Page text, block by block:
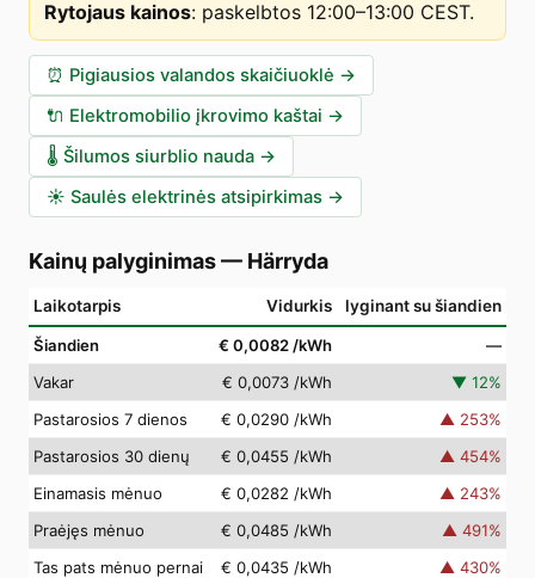
Rytojaus kainos: paskelbtos 12:00–13:00 CEST.
⏰ Pigiausios valandos skaičiuoklė →
🔌 Elektromobilio įkrovimo kaštai →
🌡️ Šilumos siurblio nauda →
☀️ Saulės elektrinės atsipirkimas →
Kainų palyginimas— Härryda
Laikotarpis Vidurkis lyginant su šiandien
Šiandien € 0,0082 /kWh
—
Vakar
€ 0,0073 /kWh ▼ 12%
Pastarosios 7 dienos
€ 0,0290 /kWh ▲ 253%
Pastarosios 30 dienų
€ 0,0455 /kWh ▲ 454%
Einamasis mėnuo
€ 0,0282 /kWh ▲ 243%
Praėjęs mėnuo
€ 0,0485 /kWh ▲ 491%
Tas pats mėnuo pernai
€ 0,0435 /kWh ▲ 430%